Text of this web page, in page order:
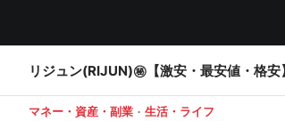
リジュン(RIJUN)㊙【激安・最安値・格
マネー・資産・副業 生活・ライフ